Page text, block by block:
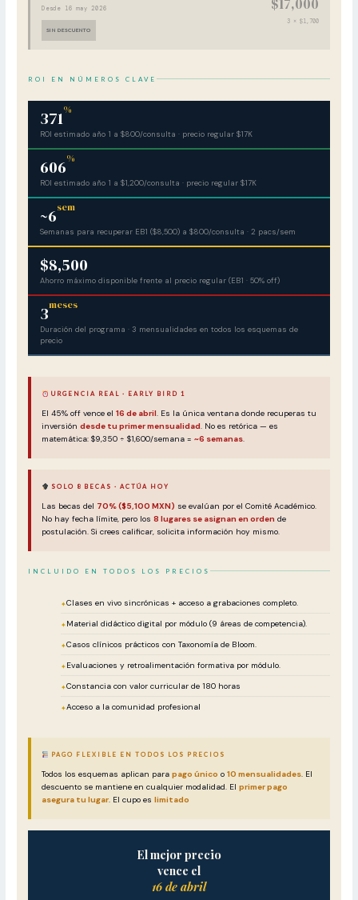
Desde 16 may 2026
SIN DESCUENTO
$17,000
3 × $1,700
ROI EN NÚMEROS CLAVE
371%
ROI estimado año 1 a $800/consulta · precio regular $17K
606%
ROI estimado año 1 a $1,200/consulta · precio regular $17K
~6sem
Semanas para recuperar EB1 ($8,500) a $800/consulta · 2 pacs/sem
$8,500
Ahorro máximo disponible frente al precio regular (EB1 · 50% off)
3meses
Duración del programa · 3 mensualidades en todos los esquemas de
precio
URGENCIA REAL · EARLY BIRD 1
El 45% off vence el16 de abril. Es la única ventana donde recuperas tu
inversióndesde tu primer mensualidad. No es retórica — es
matemática: $9,350 ÷ $1,600/semana =~6 semanas.
SOLO 8 BECAS · ACTÚA HOY
Las becas del 70% ($5,100 MXN) se evalúan por el Comité Académico.
No hay fecha límite, pero los8 lugares se asignan en orden de
postulación. Si crees calificar, solicita información hoy mismo.
INCLUIDO EN TODOS LOS PRECIOS
Clases en vivo sincrónicas + acceso a grabaciones completo.
Material didáctico digital por módulo (9 áreas de competencia).
Casos clínicos prácticos con Taxonomía de Bloom.
Evaluaciones y retroalimentación formativa por módulo.
Constancia con valor curricular de 180 horas
Acceso a la comunidad profesional
PAGO FLEXIBLE EN TODOS LOS PRECIOS
Todos los esquemas aplican parapago único o10 mensualidades. El
descuento se mantiene en cualquier modalidad. Elprimer pago
asegura tu lugar. El cupo eslimitado
El mejor precio
vence el
16 de abril